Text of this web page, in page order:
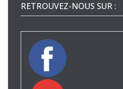
RETROUVEZ-NOUS SUR :